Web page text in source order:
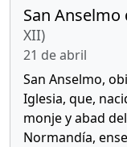
San
XII)
21 de abril
San Anselmo,
Iglesia, que,
monje y abad
Normandía,